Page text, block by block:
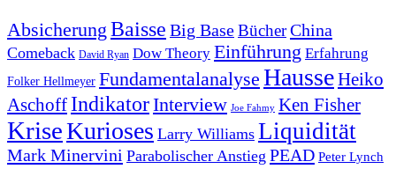
Absicherung Baisse Big BaseBücherChina
Comeback David Ryan Dow Theory Einführung Erfahrung
Folker Hellmeyer Fundamentalanalyse HausseHeiko
Aschoff IndikatorInterview Joe Fahmy Ken Fisher
KriseKurioses Larry Williams Liquidität
Mark Minervini Parabolischer Anstieg PEAD Peter Lynch